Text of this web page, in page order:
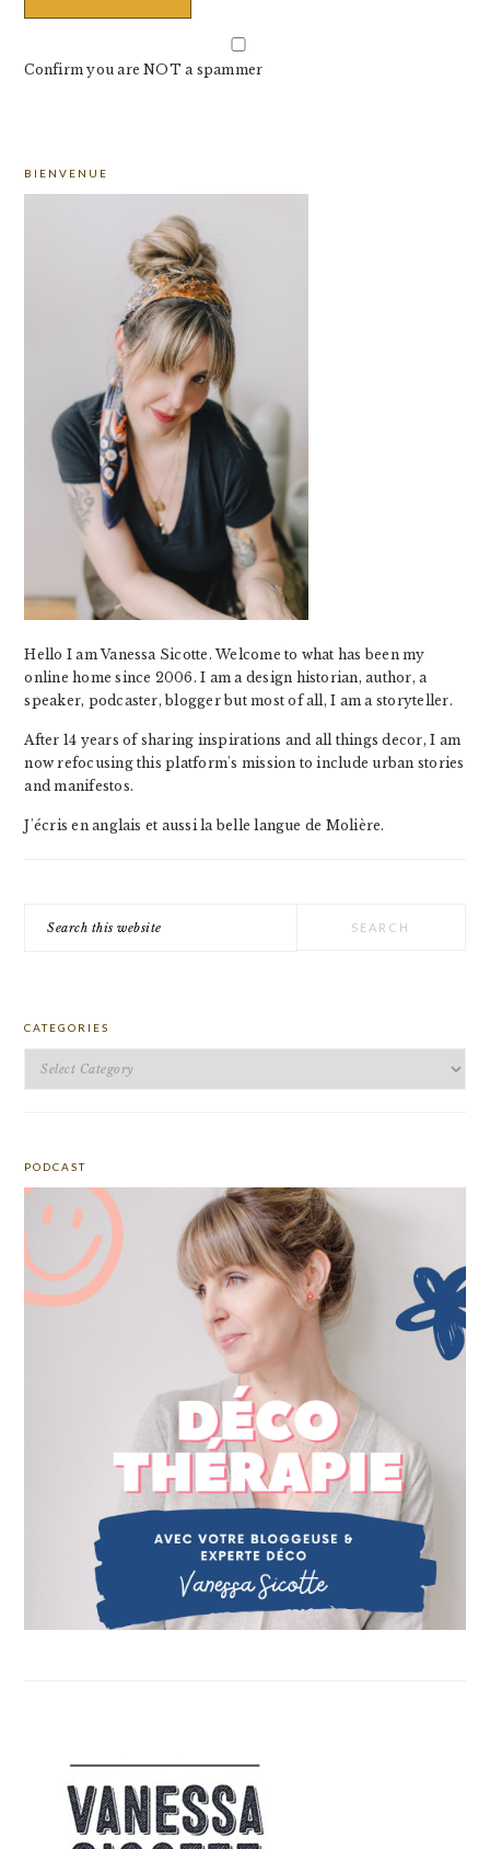
Confirm you are NOT a spammer
SIDEBAR
BIENVENUE
Hello I am Vanessa Sicotte. Welcome to what has been my
online home since 2006. I am a design historian, author, a
speaker, podcaster, blogger but most of all, I am a storyteller.
After 14 years of sharing inspirations and all things decor, I am
now refocusing this platform's mission to include urban stories
and manifestos.
J'écris en anglais et aussi la belle langue de Molière.
this
CATEGORIES
PODCAST